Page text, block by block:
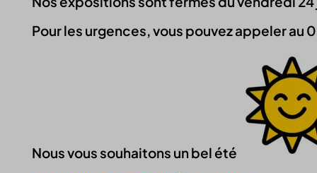
Pour les urgences, vous pouvez appeler au
Nous vous souhaitons un bel été